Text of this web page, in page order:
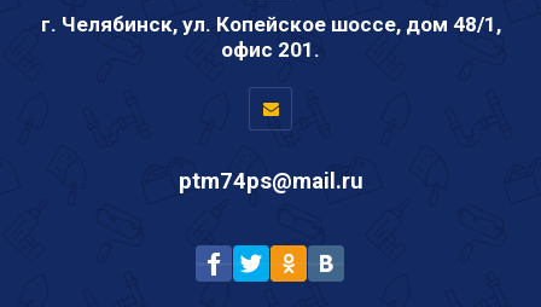
г. Челябинск, ул. Копейское шоссе, дом 48/1,
офис 201.
ptm74ps@mail.ru